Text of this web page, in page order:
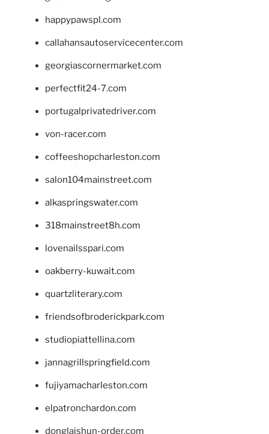
happypawspl.com
callahansautoservicecenter.com
georgiascornermarket.com
perfectfit24-7.com
portugalprivatedriver.com
von-racer.com
coffeeshopcharleston.com
salon104mainstreet.com
alkaspringswater.com
318mainstreet8h.com
lovenailsspari.com
oakberry-kuwait.com
quartzliterary.com
friendsofbroderickpark.com
studiopiattellina.com
jannagrillspringfield.com
fujiyamacharleston.com
elpatronchardon.com
donglaishun-order.com